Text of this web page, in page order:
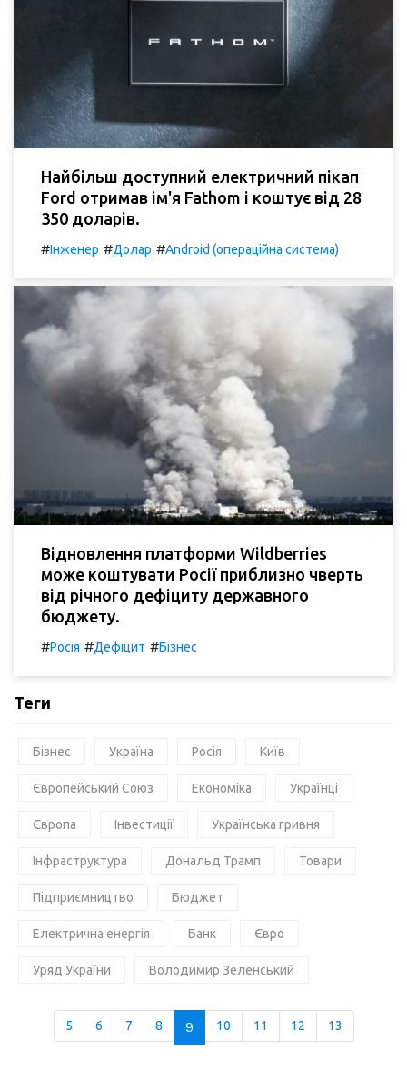
Найбільш доступний електричний пікап
Ford отримав ім'я Fathom і коштує від 28
350 доларів.
#Інженер #Долар #Android (операційна система)
Відновлення платформи Wildberries
може коштувати Росії приблизно чверть
від річного дефіциту державного
бюджету.
#Росія #Дефіцит #Бізнес
Теги
Бізнес Україна Росія Київ
Європейський Союз Економіка Українці
Європа Інвестиції Українська гривня
Інфраструктура Дональд Трамп Товари
Підприємництво Бюджет
Електрична енергія Банк Євро
Уряд України Володимир Зеленський
5 6 7 8 9 10 11 12 13